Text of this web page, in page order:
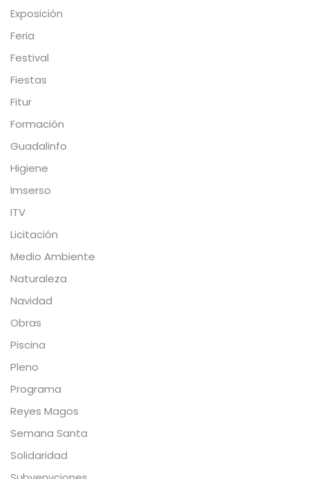
Exposición
Feria
Festival
Fiestas
Fitur
Formación
Guadalinfo
Higiene
Imserso
ITV
Licitación
Medio Ambiente
Naturaleza
Navidad
Obras
Piscina
Pleno
Programa
Reyes Magos
Semana Santa
Solidaridad